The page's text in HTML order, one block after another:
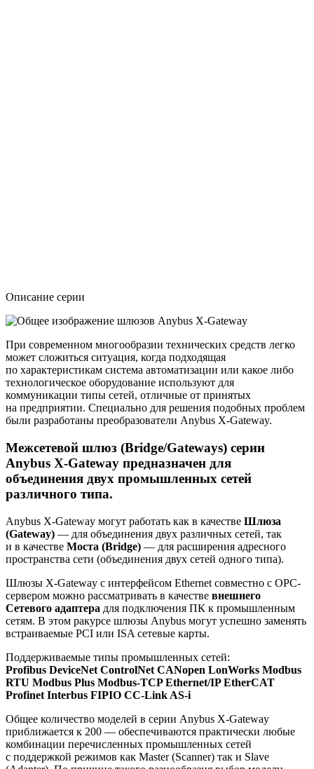
Описание серии
При современном многообразии технических средств легко
может сложиться ситуация, когда подходящая
по характеристикам система автоматизации или какое либо
технологическое оборудование используют для
коммуникации типы сетей, отличные от принятых
на предприятии. Специально для решения подобных проблем
были разработаны преобразователи Anybus X-Gateway.
Межсетевой шлюз (Bridge/Gateways) серии
Anybus X-Gateway предназначен для
объединения двух промышленных сетей
различного типа.
Anybus X-Gateway могут работать как в качестве Шлюза
(Gateway) — для объединения двух различных сетей, так
и в качестве Моста (Bridge) — для расширения адресного
пространства сети (объединения двух сетей одного типа).
Шлюзы X-Gateway с интерфейсом Ethernet совместно с ОРС-
сервером можно рассматривать в качестве внешнего
Cетевого адаптера для подключения ПК к промышленным
сетям. В этом ракурсе шлюзы Anybus могут успешно заменять
встраиваемые PCI или ISA сетевые карты.
Поддерживаемые типы промышленных сетей:
Profibus DeviceNet ControlNet CANopen LonWorks Modbus
RTU Modbus Plus Modbus-TCP Ethernet/IP EtherCAT
Profinet Interbus FIPIO CC-Link AS-i
Общее количество моделей в серии Anybus X-Gateway
приближается к 200 — обеспечиваются практически любые
комбинации перечисленных промышленных сетей
с поддержкой режимов как Master (Scanner) так и Slave